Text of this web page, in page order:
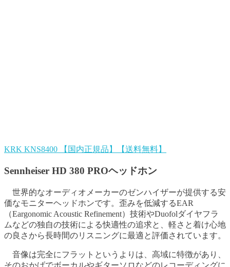
KRK KNS8400 【国内正規品】【送料無料】
Sennheiser HD 380 PROヘッドホン
世界的なオーディオメーカーのゼンハイザーが提供する安
価なモニターヘッドホンです。歪みを低減するEAR
（Eargonomic Acoustic Refinement）技術やDuofolダイヤフラ
ムなどの独自の技術による快適性の追求と、軽さと着け心地
の良さから長時間のリスニングに最適と評価されています。
音像は完全にフラットというよりは、高域に特徴があり、
そのおかげでボーカルやギターソロなどのレコーディングに